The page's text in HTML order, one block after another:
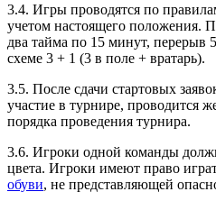
3.4. Игры проводятся по
учетом настоящего положения.
два тайма по 15 минут, перерыв
схеме 3 + 1 (3 в поле + вратарь).
3.5. После сдачи стартовых
участие в турнире, проводится
порядка проведения турнира.
3.6. Игроки одной команды
цвета. Игроки имеют право
обуви, не представляющей